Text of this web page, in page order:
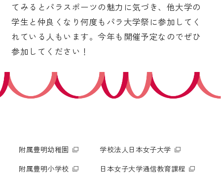
てみるとパラスポーツの魅力に気づき、他大学の
学生と仲良くなり何度もパラ大学祭に参加してく
れている人もいます。今年も開催予定なのでぜひ
参加してください！
附属豊明幼稚園
附属豊明小学校
学校法人日本女子大学
日本女子大学通信教育課程